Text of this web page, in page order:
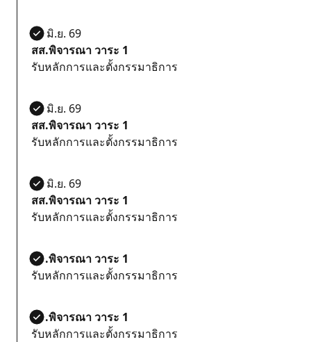
24 มิ.ย. 69
สส.พิจารณา วาระ 1
รับหลักการและตั้งกรรมาธิการ
24 มิ.ย. 69
สส.พิจารณา วาระ 1
รับหลักการและตั้งกรรมาธิการ
24 มิ.ย. 69
สส.พิจารณา วาระ 1
รับหลักการและตั้งกรรมาธิการ
สส.พิจารณา วาระ 1
รับหลักการและตั้งกรรมาธิการ
สส.พิจารณา วาระ 1
รับหลักการและตั้งกรรมาธิการ